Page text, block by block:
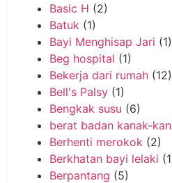
Basic H (2)
Batuk (1)
Bayi Menghisap Jari (1)
Beg hospital (1)
Bekerja dari rumah (12)
Bell's Palsy (1)
Bengkak susu (6)
berat badan kanak-
Berhenti merokok (2)
Berkhatan bayi lelaki
Berpantang (5)